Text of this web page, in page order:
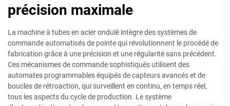
précision maximale
La machine à tubes en acier ondulé intègre des systèmes de
commande automatisés de pointe qui révolutionnent le procédé de
fabrication grâce à une précision et une régularité sans précédent.
Ces mécanismes de commande sophistiqués utilisent des
automates programmables équipés de capteurs avancés et de
boucles de rétroaction, qui surveillent en continu, en temps réel,
tous les aspects du cycle de production. Le système